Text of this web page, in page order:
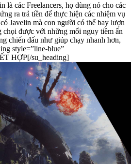
là các Freelancers, họ dùng nó cho các
ra trả tiền để thực hiện các nhiệm vụ
Javelin mà con người có thể bay lượn
chọi được với những mối nguy tiềm ẩn
chiến đấu như giúp chạy nhanh hơn,
style=”line-blue”
HỢP[/su_heading]